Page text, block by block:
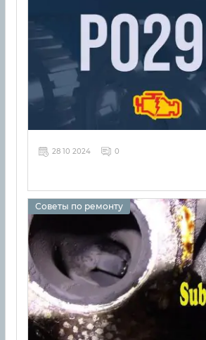
28 10 2024 0
Советы по ремонту